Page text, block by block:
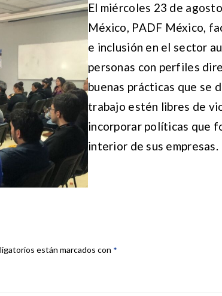
El miércoles 23 de
México, PADF México,
e inclusión en el sector
personas con perfiles
buenas prácticas que se
trabajo estén libres de
incorporar políticas que
interior de sus empresas.
están marcados con *